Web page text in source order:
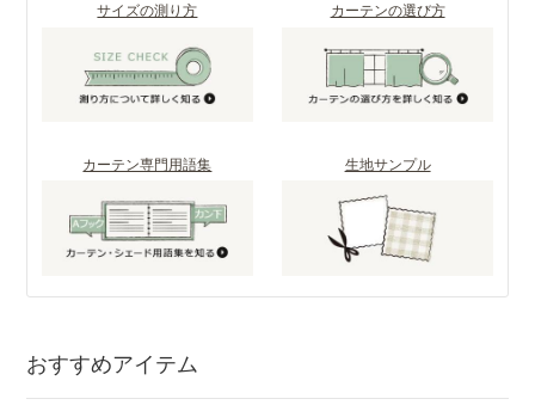
サイズの測り方 カーテンの選び方
カーテン専門用語集 生地サンプル
おすすめアイテム